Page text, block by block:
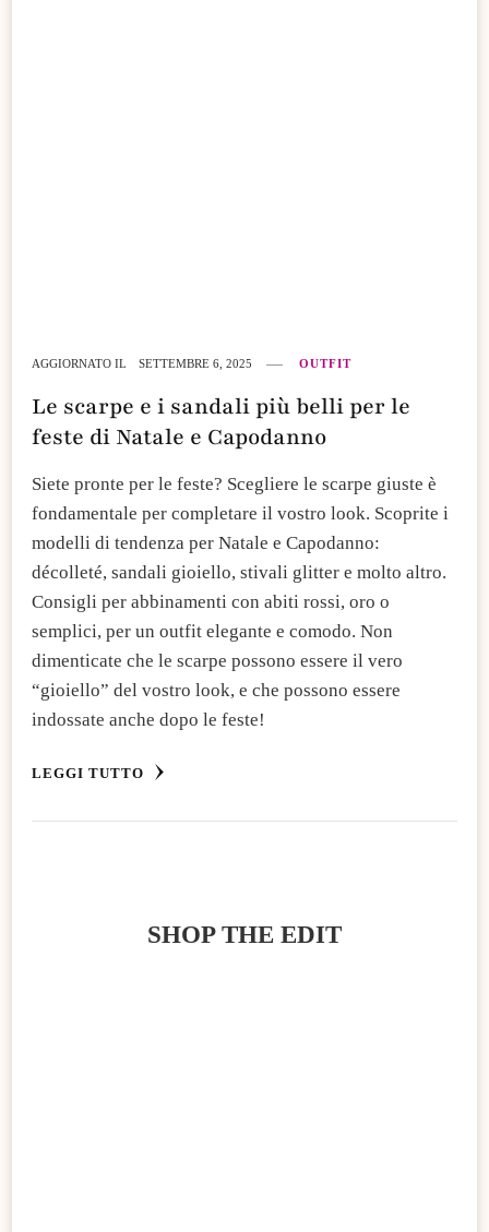
AGGIORNATO IL SETTEMBRE 6, 2025 OUTFIT
Le scarpe e i sandali più belli per le
feste di Natale e Capodanno
Siete pronte per le feste? Scegliere le scarpe giuste è
fondamentale per completare il vostro look. Scoprite i
modelli di tendenza per Natale e Capodanno:
décolleté, sandali gioiello, stivali glitter e molto altro.
Consigli per abbinamenti con abiti rossi, oro o
semplici, per un outfit elegante e comodo. Non
dimenticate che le scarpe possono essere il vero
“gioiello” del vostro look, e che possono essere
indossate anche dopo le feste!
LEGGI TUTTO
SHOP THE EDIT